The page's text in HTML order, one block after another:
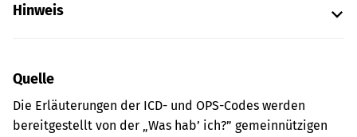
Hinweis
Quelle
Die Erläuterungen der ICD- und OPS-Codes werden
bereitgestellt von der „Was hab’ ich?” gemeinnützigen